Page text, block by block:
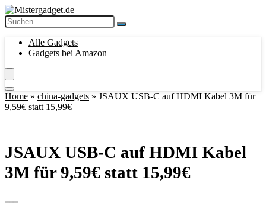
Alle Gadgets
Gadgets bei Amazon
Home » china-gadgets » JSAUX USB-C auf HDMI Kabel 3M für
9,59€ statt 15,99€
JSAUX USB-C auf HDMI Kabel
3M für 9,59€ statt 15,99€